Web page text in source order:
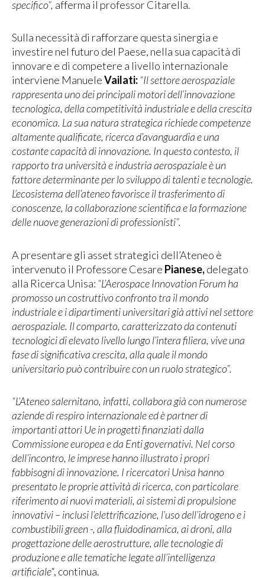
specifico”, afferma il professor Citarella.
Sulla necessità di rafforzare questa sinergia e
investire nel futuro del Paese, nella sua capacità di
innovare e di competere a livello internazionale
interviene ManueleVailati:“Il settore aerospaziale
rappresenta uno dei principali motori dell’innovazione
tecnologica, della competitività industriale e della crescita
economica. La sua natura strategica richiede competenze
altamente qualificate, ricerca d’avanguardia e una
costante capacità di innovazione. In questo contesto, il
rapporto tra università e industria aerospaziale è un
fattore determinante per lo sviluppo di talenti e tecnologie.
L’ecosistema dell’ateneo favorisce il trasferimento di
conoscenze, la collaborazione scientifica e la formazione
delle nuove generazioni di professionisti”.
A presentare gli asset strategici dell’Ateneo è
intervenuto il Professore Cesare Pianese,delegato
alla Ricerca Unisa: “L’Aerospace Innovation Forum ha
promosso un costruttivo confronto tra il mondo
industriale e i dipartimenti universitari già attivi nel settore
aerospaziale. Il comparto, caratterizzato da contenuti
tecnologici di elevato livello lungo l’intera filiera, vive una
fase di significativa crescita, alla quale il mondo
universitario può contribuire con un ruolo strategico”.
“L’Ateneo salernitano, infatti, collabora già con numerose
aziende di respiro internazionale ed è partner di
importanti attori Ue in progetti finanziati dalla
Commissione europea e da Enti governativi. Nel corso
dell’incontro, le imprese hanno illustrato i propri
fabbisogni di innovazione. I ricercatori Unisa hanno
presentato le proprie attività di ricerca, con particolare
riferimento ai nuovi materiali, ai sistemi di propulsione
innovativi – inclusi l’elettrificazione, l’uso dell’idrogeno e i
combustibili green -, alla fluidodinamica, ai droni, alla
progettazione delle aerostrutture, alle tecnologie di
produzione e alle tematiche legate all’intelligenza
artificiale“, continua.